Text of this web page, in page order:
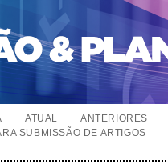
ATUAL ANTERIORES
SUBMISSÃO DE ARTIGOS